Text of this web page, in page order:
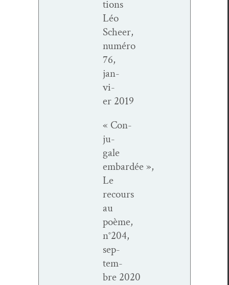
tions
Léo
Scheer,
numéro
76,
jan­
vi­
er 2019
« Con­
ju­
gale
embardée »,
Le
recours
au
poème,
n°204,
sep­
tem­
bre 2020